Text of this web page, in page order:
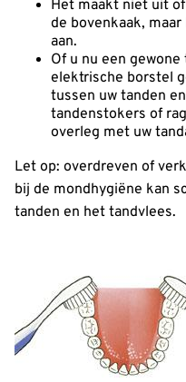
Het maakt niet uit
de bovenkaak,
aan.
Of u nu een
elektrische borstel
tussen uw tanden
tandenstokers of
overleg met uw
Let op: overdreven of
bij de mondhygiëne kan
tanden en het tandvlees.